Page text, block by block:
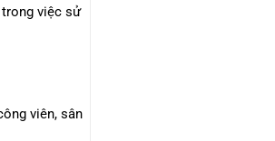
việc sử
viên, sân